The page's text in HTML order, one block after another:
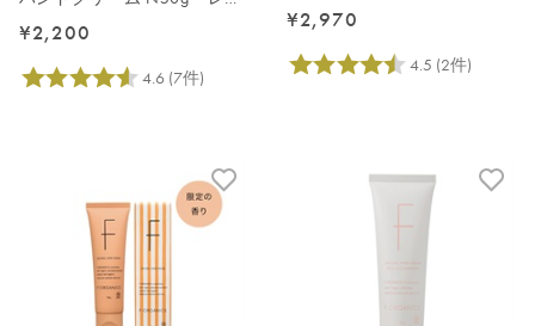
ングラス＆ジュニパー
¥2,200
シダーウッド
¥2,970